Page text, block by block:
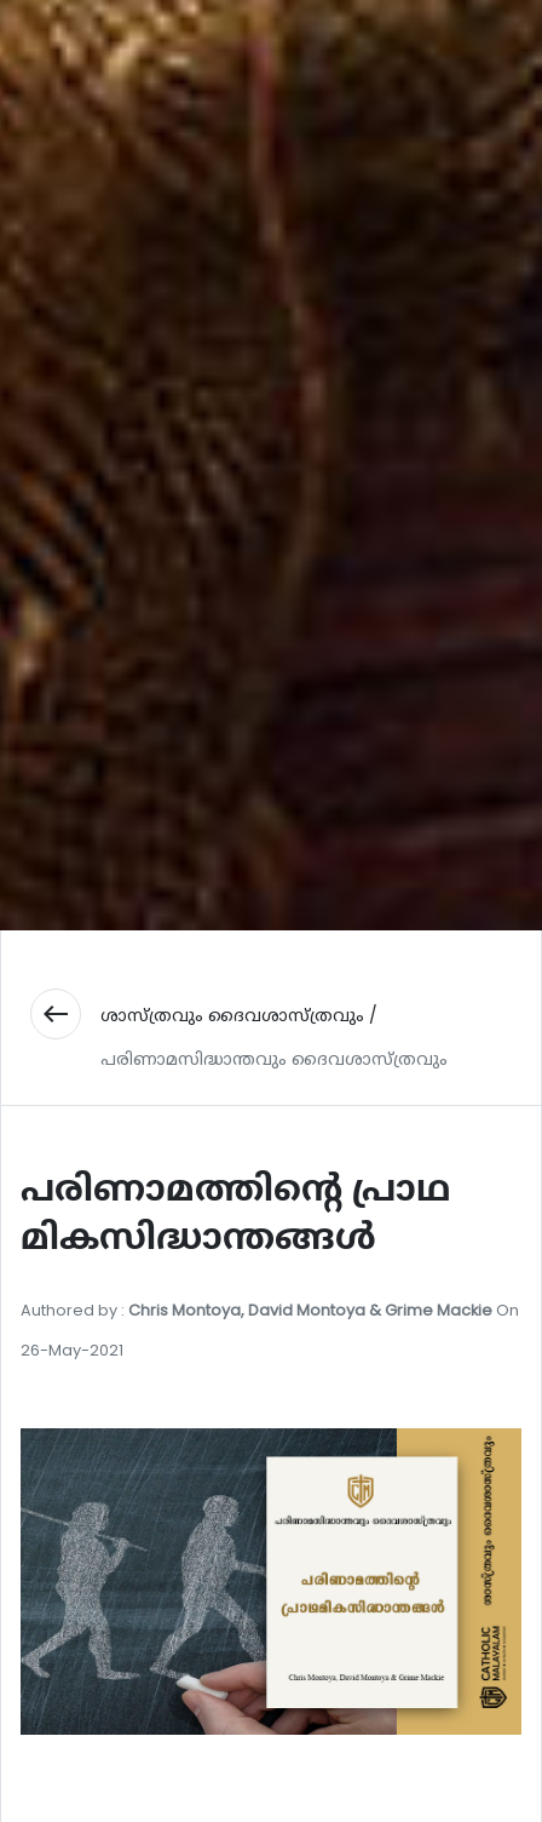
west
ശാസ്ത്രവും ദൈവശാസ്ത്രവും /
പരിണാമസിദ്ധാന്തവും ദൈവശാസ്ത്രവും
പരിണാമത്തിന്‍റെ പ്രാഥ
മികസിദ്ധാന്തങ്ങള്‍
Authored by : Chris Montoya, David Montoya & Grime Mackie On
26-May-2021